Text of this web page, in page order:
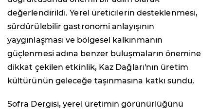
değerlendirildi. Yerel üreticilerin desteklenmesi,
sürdürülebilir gastronomi anlayışının
yaygınlaşması ve bölgesel kalkınmanın
güçlenmesi adına benzer buluşmaların önemine
dikkat çekilen etkinlik, Kaz Dağları'nın üretim
kültürünün geleceğe taşınmasına katkı sundu.
Sofra Dergisi, yerel üretimin görünürlüğünü